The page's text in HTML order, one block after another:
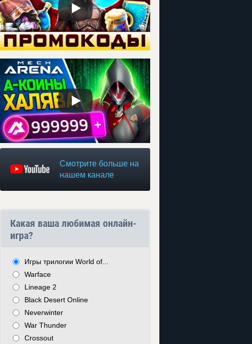
Смотрите больше на
нашем канале
Какая ваша любимая онлайн-
игра?
Игры трилогии World of...
Warface
Lineage 2
Black Desert Online
Neverwinter
War Thunder
Crossout